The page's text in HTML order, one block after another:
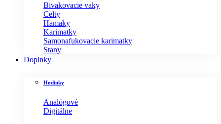
Bivakovacie vaky
Celty
Hamaky
Karimatky
Samonafukovacie karimatky
Stany
Doplnky
Hodinky
Analógové
Digitálne